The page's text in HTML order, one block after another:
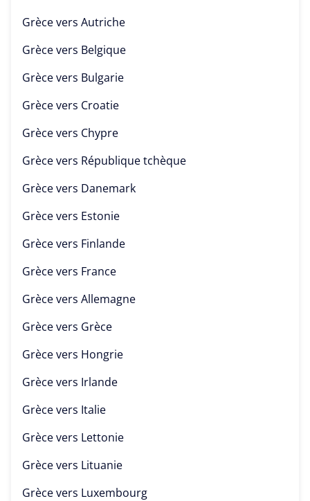
Grèce vers Autriche
Grèce vers Belgique
Grèce vers Bulgarie
Grèce vers Croatie
Grèce vers Chypre
Grèce vers République tchèque
Grèce vers Danemark
Grèce vers Estonie
Grèce vers Finlande
Grèce vers France
Grèce vers Allemagne
Grèce vers Grèce
Grèce vers Hongrie
Grèce vers Irlande
Grèce vers Italie
Grèce vers Lettonie
Grèce vers Lituanie
Grèce vers Luxembourg